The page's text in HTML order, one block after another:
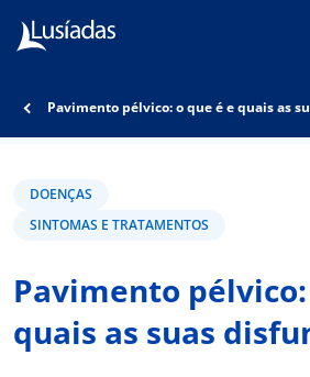
Lusíadas
Hospitais
Corpo
Clínico
Acordos
Pavimento pélvico: o que é e quais as
DOENÇAS
SINTOMAS E TRATAMENTOS
Pavimento
quais as suas